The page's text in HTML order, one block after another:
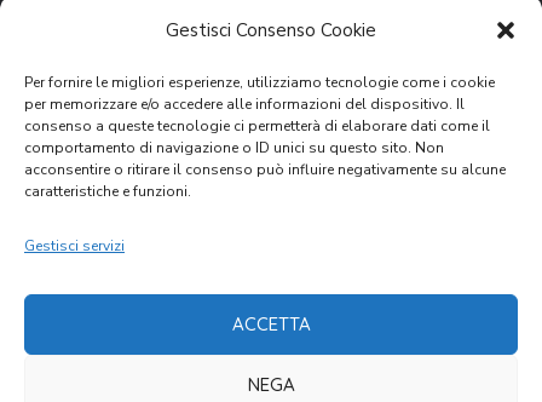
Gestisci Consenso Cookie
Per fornire le migliori esperienze, utilizziamo tecnologie come i cookie
per memorizzare e/o accedere alle informazioni del dispositivo. Il
consenso a queste tecnologie ci permetterà di elaborare dati come il
comportamento di navigazione o ID unici su questo sito. Non
acconsentire o ritirare il consenso può influire negativamente su alcune
caratteristiche e funzioni.
Gestisci servizi
ACCETTA
NEGA
Tutti i modi per donare
Per le aziende
5perMille
Rimani aggiornato sulle nostre attività.